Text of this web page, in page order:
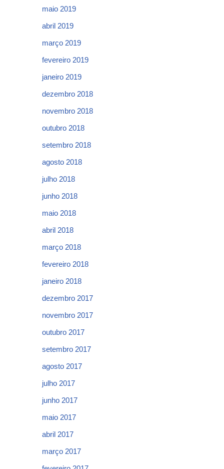
maio 2019
abril 2019
março 2019
fevereiro 2019
janeiro 2019
dezembro 2018
novembro 2018
outubro 2018
setembro 2018
agosto 2018
julho 2018
junho 2018
maio 2018
abril 2018
março 2018
fevereiro 2018
janeiro 2018
dezembro 2017
novembro 2017
outubro 2017
setembro 2017
agosto 2017
julho 2017
junho 2017
maio 2017
abril 2017
março 2017